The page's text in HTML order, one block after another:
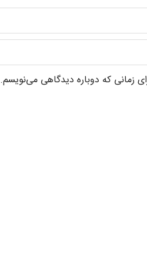
زمانی که دوباره دیدگاهی می‌نویسم.